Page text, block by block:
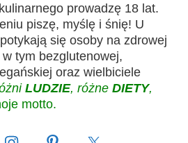
prowadzę 18 lat.
piszę, myślę i śnię! U
się osoby na zdrowej
tym bezglutenowej,
oraz wielbiciele
LUDZIE, różne DIETY,
motto.